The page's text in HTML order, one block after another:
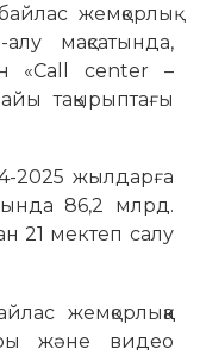
жемқорлық
алу мақсатында,
«Call center –
тақырыптағы
2025 жылдарға
86,2 млрд.
21 мектеп салу
жемқорлыққа
және видео